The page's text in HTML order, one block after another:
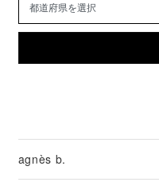
agnès b.